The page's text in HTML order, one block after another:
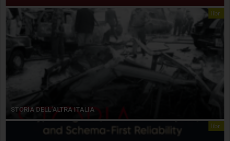
libri
STORIA DELL’ALTRA ITALIA
libri